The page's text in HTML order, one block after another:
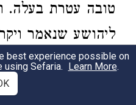
טובה עטרת בעלה.
ליהושע שנאמר
נון יהושע (במדבר
יושיעך מעצת
best experience possible on
using Sefaria. Learn More.